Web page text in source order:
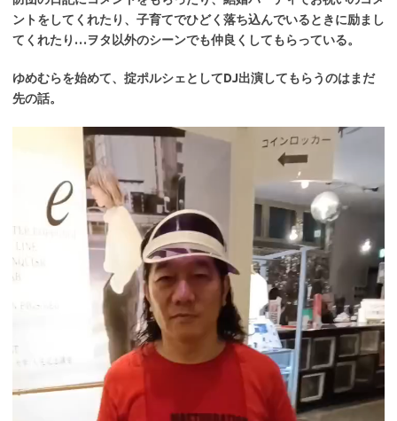
ントをしてくれたり、子育てでひどく落ち込んでいるときに励まし
てくれたり…ヲタ以外のシーンでも仲良くしてもらっている。
ゆめむらを始めて、掟ポルシェとしてDJ出演してもらうのはまだ
先の話。